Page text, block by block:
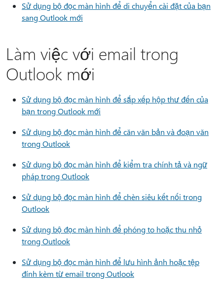
Sử dụng bộ đọc màn hình để di chuyển cài đặt của bạn
sang Outlook mới
Làm việc với email trong
Outlook mới
Sử dụng bộ đọc màn hình để sắp xếp hộp thư đến của
bạn trong Outlook mới
Sử dụng bộ đọc màn hình để căn văn bản và đoạn văn
trong Outlook
Sử dụng bộ đọc màn hình để kiểm tra chính tả và ngữ
pháp trong Outlook
Sử dụng bộ đọc màn hình để chèn siêu kết nối trong
Outlook
Sử dụng bộ đọc màn hình để phóng to hoặc thu nhỏ
trong Outlook
Sử dụng bộ đọc màn hình để lưu hình ảnh hoặc tệp
đính kèm từ email trong Outlook